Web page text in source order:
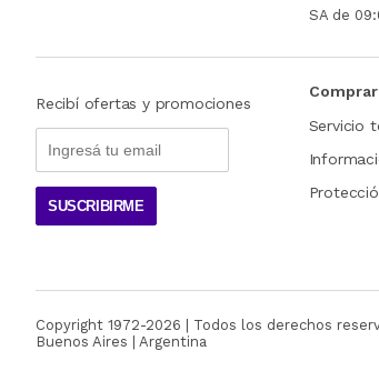
SA de
Recibí ofertas y promociones
SUSCRIBIRME
Servicio
Copyright 1972-2026 | Todos los derechos
Buenos Aires | Argentina